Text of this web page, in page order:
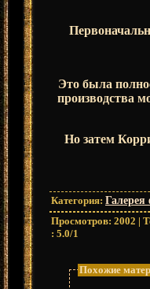
Это была
производства
Но затем
Категория: Галерея
Просмотров: 2002 |
: 5.0/1
Похожие